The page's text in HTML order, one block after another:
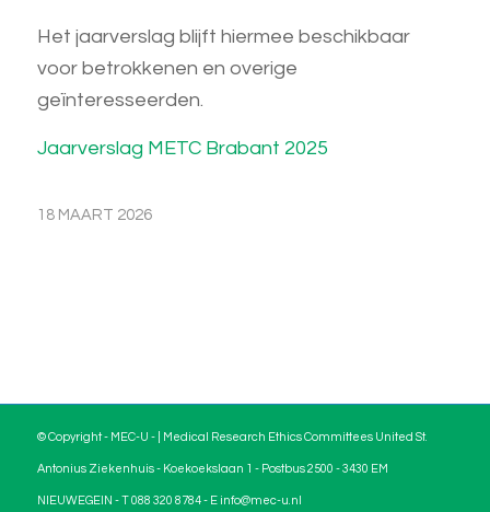
Het jaarverslag blijft hiermee beschikbaar
voor betrokkenen en overige
geïnteresseerden.
Jaarverslag METC Brabant 2025
18 MAART 2026
© Copyright - MEC-U - | Medical Research Ethics Committees United St.
Antonius Ziekenhuis - Koekoekslaan 1 - Postbus 2500 - 3430 EM
NIEUWEGEIN - T 088 320 8784 - E info@mec-u.nl